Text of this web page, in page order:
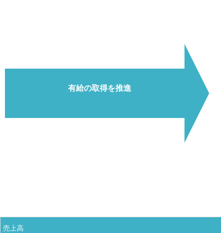
有給の取得を推進
売上高